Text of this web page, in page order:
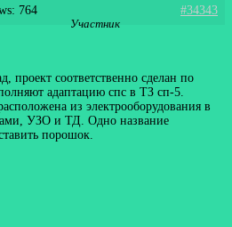
764
#34343
Участник
проект соответственно сделан по
адаптацию спс в ТЗ сп-5.
из электрооборудования в
УЗО и ТД. Одно название
порошок.